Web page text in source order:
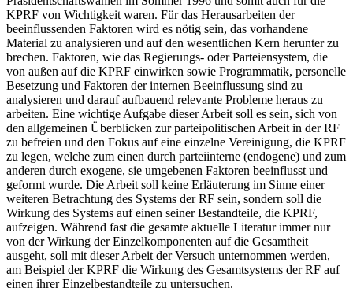
KPRF von Wichtigkeit waren. Für das Herausarbeiten der
beeinflussenden Faktoren wird es nötig sein, das vorhandene
Material zu analysieren und auf den wesentlichen Kern herunter zu
brechen. Faktoren, wie das Regierungs- oder Parteiensystem, die
von außen auf die KPRF einwirken sowie Programmatik, personelle
Besetzung und Faktoren der internen Beeinflussung sind zu
analysieren und darauf aufbauend relevante Probleme heraus zu
arbeiten. Eine wichtige Aufgabe dieser Arbeit soll es sein, sich von
den allgemeinen Überblicken zur parteipolitischen Arbeit in der RF
zu befreien und den Fokus auf eine einzelne Vereinigung, die KPRF
zu legen, welche zum einen durch parteiinterne (endogene) und zum
anderen durch exogene, sie umgebenen Faktoren beeinflusst und
geformt wurde. Die Arbeit soll keine Erläuterung im Sinne einer
weiteren Betrachtung des Systems der RF sein, sondern soll die
Wirkung des Systems auf einen seiner Bestandteile, die KPRF,
aufzeigen. Während fast die gesamte aktuelle Literatur immer nur
von der Wirkung der Einzelkomponenten auf die Gesamtheit
ausgeht, soll mit dieser Arbeit der Versuch unternommen werden,
am Beispiel der KPRF die Wirkung des Gesamtsystems der RF auf
einen ihrer Einzelbestandteile zu untersuchen.